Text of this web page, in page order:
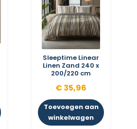
Sleeptime Linear
Linen Zand 240 x
200/220 cm
€ 35,96
Toevoegen aan
winkelwagen